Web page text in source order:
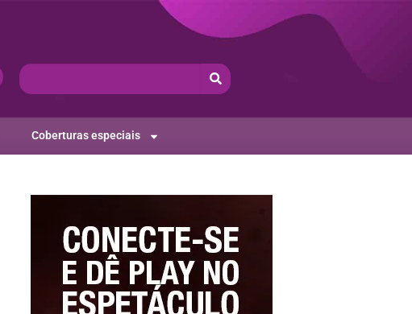
Coberturas especiais